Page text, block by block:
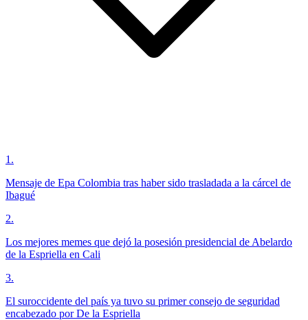
1 .
Mensaje de Epa Colombia tras haber sido trasladada a la cárcel de
Ibagué
2.
Los mejores memes que dejó la posesión presidencial de Abelardo
de la Espriella en Cali
3.
El suroccidente del país ya tuvo su primer consejo de seguridad
encabezado por De la Espriella